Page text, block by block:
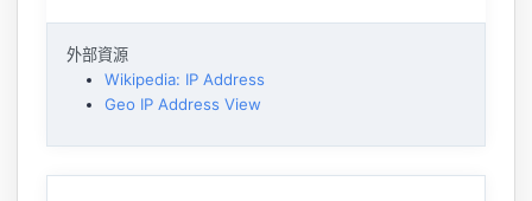
外部資源
Wikipedia: IP Address
Geo IP Address View